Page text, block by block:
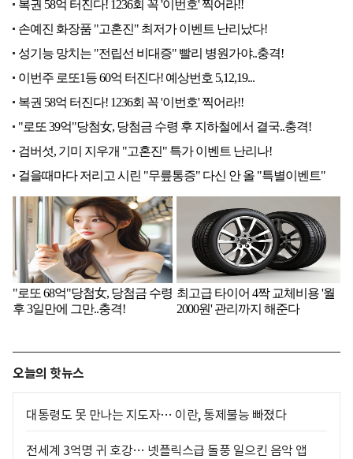
오늘의 핫뉴스
대통령도 못 만나는 지도자… 이란, 통제불능 빠졌다
전세계 3억명 귀 호강… 넷플릭스급 돌풍 일으킨 음악 앱